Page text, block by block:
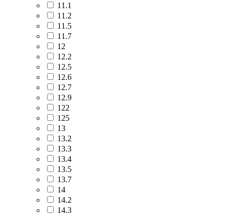
11.1
11.2
11.5
11.7
12
12.2
12.5
12.6
12.7
12.9
122
125
13
13.2
13.3
13.4
13.5
13.7
14
14.2
14.3